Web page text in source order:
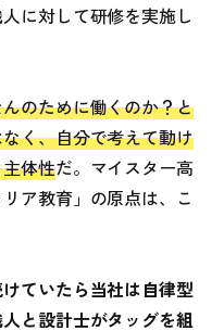
に対して研修を実施し
のために働くのか？と
く、自分で考えて動け
体性だ。マイスター高
ア教育」の原点は、こ
ていたら当社は自律型
と設計士がタッグを組